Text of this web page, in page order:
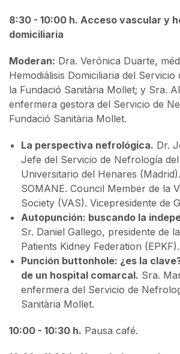
8:30 - 10:00 h. Acceso vascular y
domiciliaria
Moderan: Dra. Verónica Duarte,
Hemodiálisis Domiciliaria del
la Fundació Sanitària Mollet; y Sra.
enfermera gestora del Servicio de
Fundació Sanitària Mollet.
La perspectiva nefrológica. Dr.
Jefe del Servicio de Nefrología
Universitario del Henares
SOMANE. Council Member de la
Society (VAS). Vicepresidente de
Autopunción: buscando la
Sr. Daniel Gallego, presidente de
Patients Kidney Federation (EPKF).
Punción buttonhole: ¿es la
de un hospital comarcal. Sra.
enfermera del Servicio de
Sanitària Mollet.
10:00 - 10:30 h. Pausa café.